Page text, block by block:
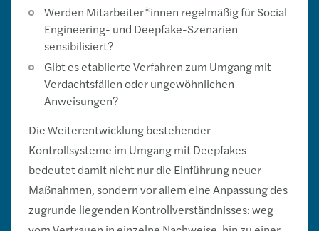
Werden Mitarbeiter*innen regelmäßig für Social
Engineering- und Deepfake-Szenarien
sensibilisiert?
Gibt es etablierte Verfahren zum Umgang mit
Verdachtsfällen oder ungewöhnlichen
Anweisungen?
Die Weiterentwicklung bestehender
Kontrollsysteme im Umgang mit Deepfakes
bedeutet damit nicht nur die Einführung neuer
Maßnahmen, sondern vor allem eine Anpassung des
zugrunde liegenden Kontrollverständnisses: weg